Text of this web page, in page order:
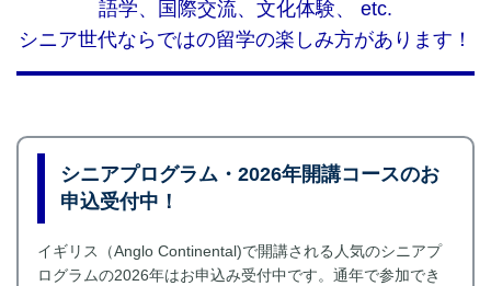
語学、国際交流、文化体験、 etc.
シニア世代ならではの留学の楽しみ方があります！
シニアプログラム・2026年開講コースのお
申込受付中！
イギリス（Anglo Continental)で開講される人気のシニアプ
ログラムの2026年はお申込み受付中です。通年で参加でき